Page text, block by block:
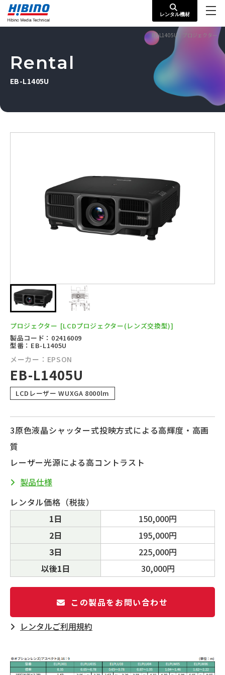
レンタル機材
EB-L1405U｜プロジェクター
Rental
EB-L1405U
プロジェクター [LCDプロジェクター(レンズ交換型)]
製品コード：02416009
型番：EB-L1405U
メーカー：EPSON
EB-L1405U
LCDレーザー WUXGA 8000lm
3原色液晶シャッター式投映方式による高輝度・高画
質
レーザー光源による高コントラスト
製品仕様
レンタル価格（税抜）
1日
150,000円
2日
195,000円
3日
225,000円
以後1日
30,000円
この製品をお問い合わせ
レンタルご利⽤規約